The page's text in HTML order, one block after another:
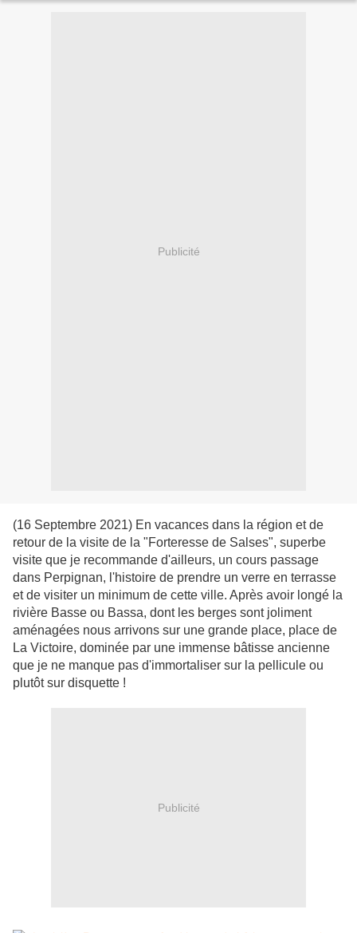
Publicité
(16 Septembre 2021) En vacances dans la région et de
retour de la visite de la "Forteresse de Salses", superbe
visite que je recommande d'ailleurs, un cours passage
dans Perpignan, l'histoire de prendre un verre en terrasse
et de visiter un minimum de cette ville. Après avoir longé la
rivière Basse ou Bassa, dont les berges sont joliment
aménagées nous arrivons sur une grande place, place de
La Victoire, dominée par une immense bâtisse ancienne
que je ne manque pas d'immortaliser sur la pellicule ou
plutôt sur disquette !
Publicité